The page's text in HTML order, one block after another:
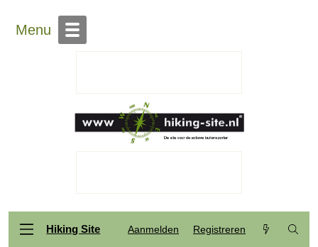
Menu
Hiking Site Aanmelden Registreren